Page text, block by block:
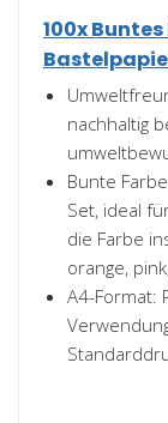
100x
nachhaltig
Bunte
Set, ideal
die Farbe
orange,
A4-Format: